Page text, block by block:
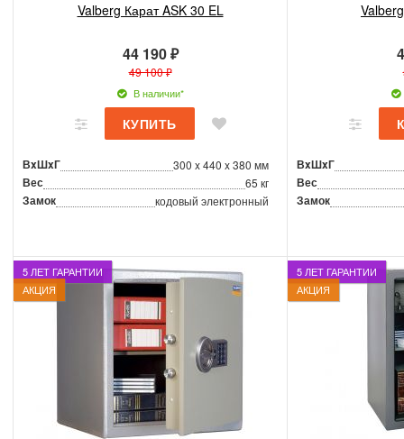
Valberg Карат ASK 30 EL
44 190 ₽
49 100 ₽
В наличии*
ВxШxГ 300 x 440 x 380 мм
Вес 65 кг
Замок кодовый электронный
ВxШxГ
Вес
Замок
5 ЛЕТ ГАРАНТИИ
АКЦИЯ
5 ЛЕТ ГАРАНТИИ
АКЦИЯ